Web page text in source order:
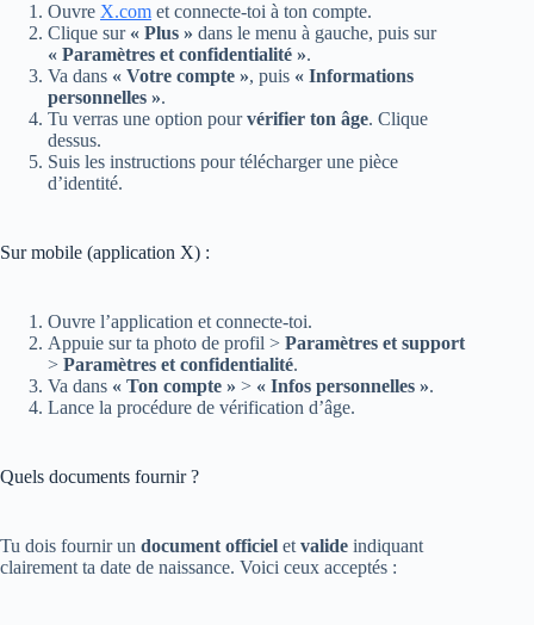
Ouvre X.com et connecte-toi à ton compte.
Clique sur « Plus » dans le menu à gauche, puis sur
« Paramètres et confidentialité ».
Va dans « Votre compte », puis « Informations
personnelles ».
Tu verras une option pourvérifier ton âge. Clique
dessus.
Suis les instructions pour télécharger une pièce
d’identité.
Sur mobile (application X) :
Ouvre l’application et connecte-toi.
Appuie sur ta photo de profil > Paramètres et support
> Paramètres et confidentialité.
Va dans « Ton compte » > « Infos personnelles ».
Lance la procédure de vérification d’âge.
Quels documents fournir ?
Tu dois fournir un document officiel et valide indiquant
clairement ta date de naissance. Voici ceux acceptés :